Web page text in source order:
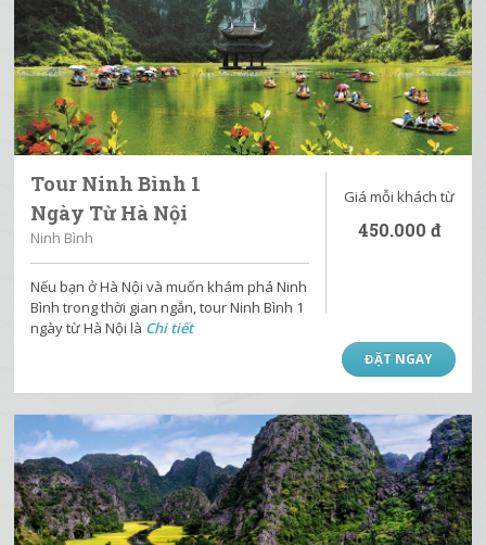
Tour Ninh Bình 1
Ngày Từ Hà Nội
Ninh Bình
Giá mỗi khách từ
450.000 đ
Nếu bạn ở Hà Nội và muốn khám phá Ninh
Bình trong thời gian ngắn, tour Ninh Bình 1
ngày từ Hà Nội là Chi tiết
ĐẶT NGAY